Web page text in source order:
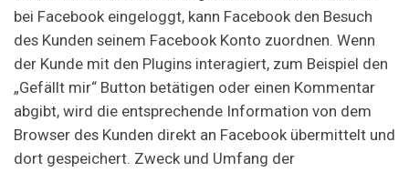
bei Facebook eingeloggt, kann Facebook den Besuch
des Kunden seinem Facebook Konto zuordnen. Wenn
der Kunde mit den Plugins interagiert, zum Beispiel den
„Gefällt mir“ Button betätigen oder einen Kommentar
abgibt, wird die entsprechende Information von dem
Browser des Kunden direkt an Facebook übermittelt und
dort gespeichert. Zweck und Umfang der